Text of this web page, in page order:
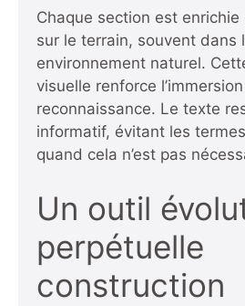
Chaque section est
sur le terrain, souvent dans
environnement naturel.
visuelle renforce
reconnaissance. Le texte
informatif, évitant les
quand cela n’est pas
Un outil
perpétuelle
construction